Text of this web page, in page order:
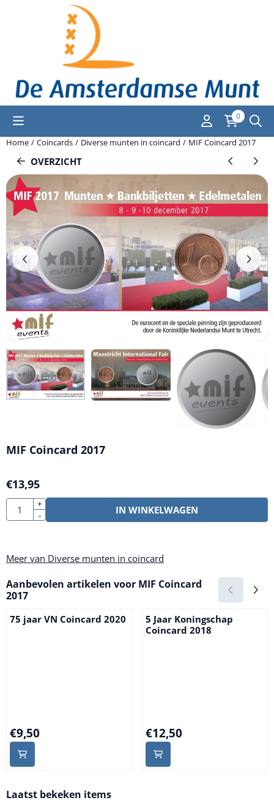
Cookievoorkeuren zijn momenteel gesloten.
0
Home / Coincards / Diverse munten in coincard / MIF Coincard 2017
OVERZICHT
MIF Coincard 2017
€13,95
Aantal
+
-
IN WINKELWAGEN
Meer van Diverse munten in coincard
Aanbevolen artikelen voor MIF Coincard
2017
75 jaar VN Coincard 2020
Prijs: 9,50
€9,50
5 Jaar Koningschap
Coincard 2018
Prijs: 12,50
€12,50
Laatst bekeken items